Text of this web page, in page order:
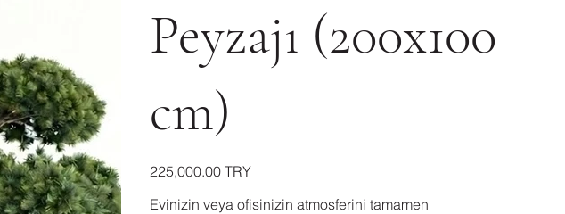
Peyzajı (200x100
cm)
السعر
‏225,000.00 TRY
Evinizin veya ofisinizin atmosferini tamamen